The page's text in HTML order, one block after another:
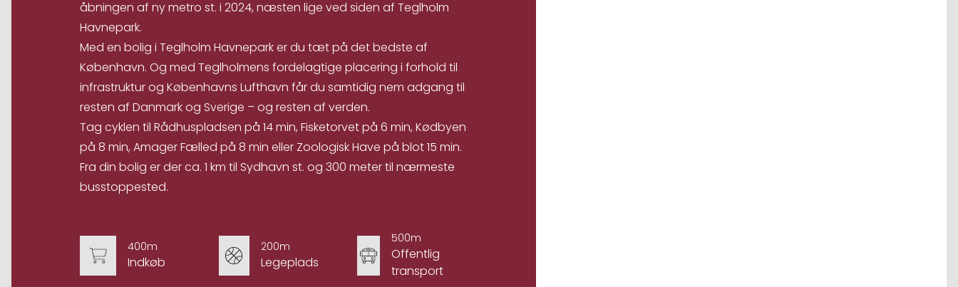
åbningen af ny metro st. i 2024, næsten lige ved siden af Teglholm
Havnepark.
Med en bolig i Teglholm Havnepark er du tæt på det bedste af
København. Og med Teglholmens fordelagtige placering i forhold til
infrastruktur og Københavns Lufthavn får du samtidig nem adgang til
resten af Danmark og Sverige – og resten af verden.
Tag cyklen til Rådhuspladsen på 14 min, Fisketorvet på 6 min, Kødbyen
på 8 min, Amager Fælled på 8 min eller Zoologisk Have på blot 15 min.
Fra din bolig er der ca. 1 km til Sydhavn st. og 300 meter til nærmeste
busstoppested.
400m
Indkøb
200m
Legeplads
500m
Offentlig
transport